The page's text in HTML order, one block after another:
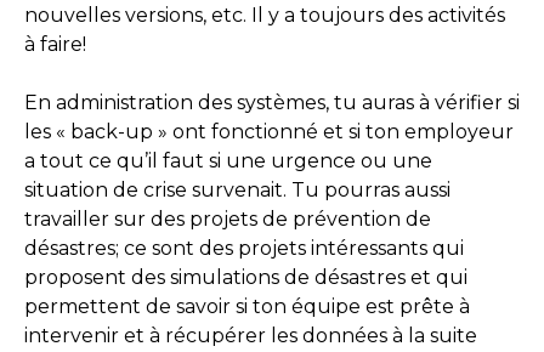
nouvelles versions, etc. Il y a toujours des activités
à faire!
En administration des systèmes, tu auras à vérifier si
les « back-up » ont fonctionné et si ton employeur
a tout ce qu’il faut si une urgence ou une
situation de crise survenait. Tu pourras aussi
travailler sur des projets de prévention de
désastres; ce sont des projets intéressants qui
proposent des simulations de désastres et qui
permettent de savoir si ton équipe est prête à
intervenir et à récupérer les données à la suite